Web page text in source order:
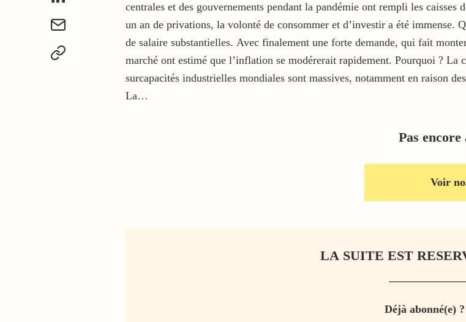
centrales et des gouvernements pendant la pandémie ont rempli les
un an de privations, la volonté de consommer et d’investir a été immense.
de salaire substantielles. Avec finalement une forte demande, qui fait
marché ont estimé que l’inflation se modérerait rapidement. Pourquoi ?
surcapacités industrielles mondiales sont massives, notamment en raison
La…
Pas encore
Voir
LA SUITE EST
Déjà abonné(e)